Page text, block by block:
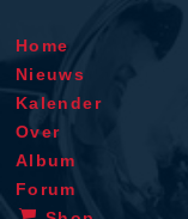
Home
Nieuws
Kalender
Over
Album
Forum